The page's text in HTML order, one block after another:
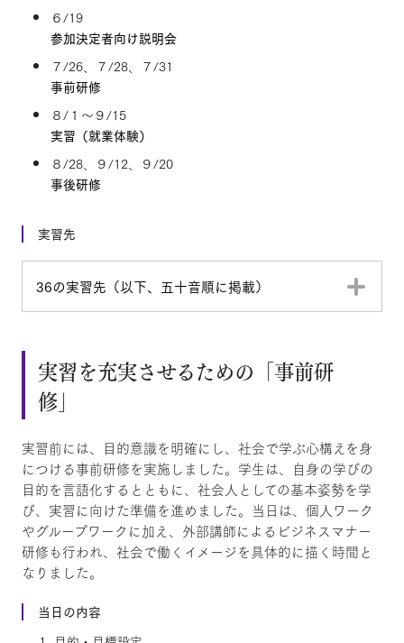
６/19
参加決定者向け説明会
７/26、７/28、７/31
事前研修
８/１～９/15
実習（就業体験）
８/28、９/12、９/20
事後研修
実習先
36の実習先（以下、五十音順に掲載）
実習を充実させるための「事前研
修」
実習前には、目的意識を明確にし、社会で学ぶ心構えを身
につける事前研修を実施しました。学生は、自身の学びの
目的を言語化するとともに、社会人としての基本姿勢を学
び、実習に向けた準備を進めました。当日は、個人ワーク
やグループワークに加え、外部講師によるビジネスマナー
研修も行われ、社会で働くイメージを具体的に描く時間と
なりました。
当日の内容